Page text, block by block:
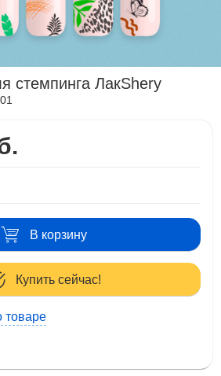
стемпинга ЛакShery
В корзину
Купить сейчас!
товаре